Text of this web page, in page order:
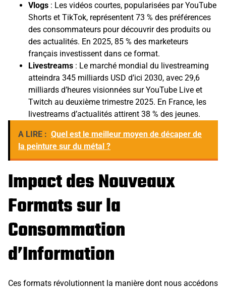
Vlogs : Les vidéos courtes, popularisées par YouTube
Shorts et TikTok, représentent 73 % des préférences
des consommateurs pour découvrir des produits ou
des actualités. En 2025, 85 % des marketeurs
français investissent dans ce format.
Livestreams : Le marché mondial du livestreaming
atteindra 345 milliards USD d’ici 2030, avec 29,6
milliards d’heures visionnées sur YouTube Live et
Twitch au deuxième trimestre 2025. En France, les
livestreams d’actualités attirent 38 % des jeunes.
A LIRE : Quel est le meilleur moyen de décaper de
la peinture sur du métal ?
Impact des Nouveaux
Formats sur la
Consommation
d’Information
Ces formats révolutionnent la manière dont nous accédons